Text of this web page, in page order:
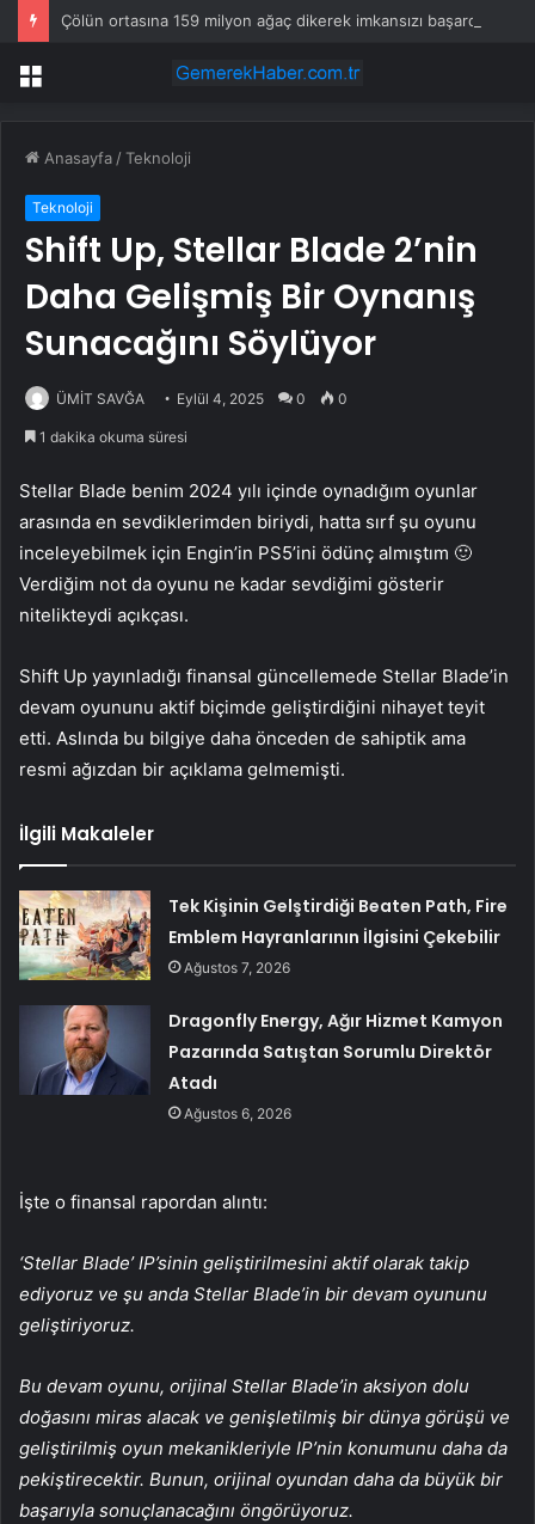
Menü
Anasayfa /Teknoloji
Teknoloji
Shift Up, Stellar Blade 2’nin
Daha Gelişmiş Bir Oynanış
Sunacağını Söylüyor
ÜMİT SAVĞA Eylül 4, 2025 0 0
1 dakika okuma süresi
Stellar Blade benim 2024 yılı içinde oynadığım oyunlar
arasında en sevdiklerimden biriydi, hatta sırf şu oyunu
inceleyebilmek için Engin’in PS5’ini ödünç almıştım 🙂
Verdiğim not da oyunu ne kadar sevdiğimi gösterir
nitelikteydi açıkçası.
Shift Up yayınladığı finansal güncellemede Stellar Blade’in
devam oyununu aktif biçimde geliştirdiğini nihayet teyit
etti. Aslında bu bilgiye daha önceden de sahiptik ama
resmi ağızdan bir açıklama gelmemişti.
İlgili Makaleler
Tek Kişinin Gelştirdiği Beaten Path, Fire
Emblem Hayranlarının İlgisini Çekebilir
Ağustos 7, 2026
Dragonfly Energy, Ağır Hizmet Kamyon
Pazarında Satıştan Sorumlu Direktör
Atadı
Ağustos 6, 2026
İşte o finansal rapordan alıntı:
‘Stellar Blade’ IP’sinin geliştirilmesini aktif olarak takip
ediyoruz ve şu anda Stellar Blade’in bir devam oyununu
geliştiriyoruz.
Bu devam oyunu, orijinal Stellar Blade’in aksiyon dolu
doğasını miras alacak ve genişletilmiş bir dünya görüşü ve
geliştirilmiş oyun mekanikleriyle IP’nin konumunu daha da
pekiştirecektir. Bunun, orijinal oyundan daha da büyük bir
başarıyla sonuçlanacağını öngörüyoruz.